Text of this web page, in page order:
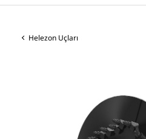
Helezon Uçları